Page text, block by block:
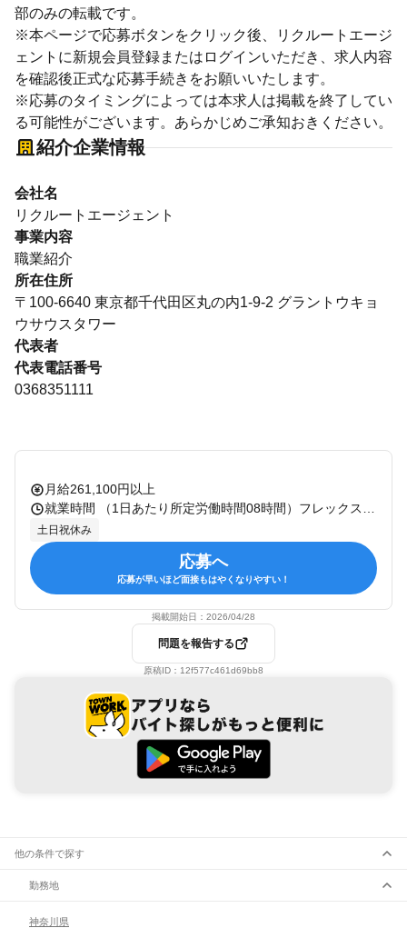
部のみの転載です。
※本ページで応募ボタンをクリック後、リクルートエージ
ェントに新規会員登録またはログインいただき、求人内容
を確認後正式な応募手続きをお願いいたします。
※応募のタイミングによっては本求人は掲載を終了してい
る可能性がございます。あらかじめご承知おきください。
紹介企業情報
会社名
リクルートエージェント
事業内容
職業紹介
所在住所
〒100-6640 東京都千代田区丸の内1-9-2 グラントウキョ
ウサウスタワー
代表者
代表電話番号
0368351111
月給261,100円以上
土日祝休み
応募へ
応募が早いほど面接もはやくなりやすい！
掲載開始日： 2026/04/28
問題を報告する
原稿ID： 12f577c461d69bb8
他の条件で探す
勤務地
神奈川県